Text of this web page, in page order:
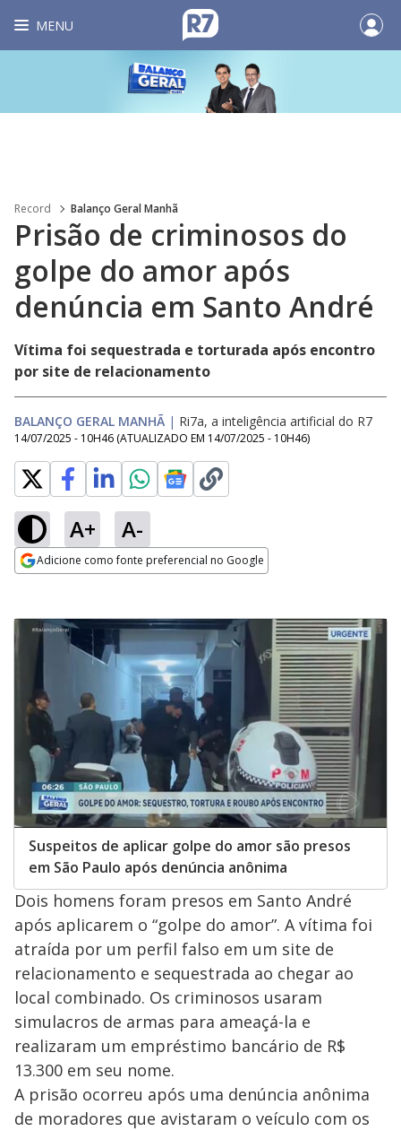
MENU
Record Balanço Geral Manhã
Prisão de criminosos do
golpe do amor após
denúncia em Santo André
Vítima foi sequestrada e torturada após encontro
por site de relacionamento
BALANÇO GERAL MANHÃ | Ri7a, a inteligência artificial do R7
14/07/2025 - 10H46 (ATUALIZADO EM 14/07/2025 - 10H46)
A+ A-
Adicione como fonte preferencial no Google
Suspeitos de aplicar golpe do amor são presos
em São Paulo após denúncia anônima
Dois homens foram presos em Santo André
após aplicarem o “golpe do amor”. A vítima foi
atraída por um perfil falso em um site de
relacionamento e sequestrada ao chegar ao
local combinado. Os criminosos usaram
simulacros de armas para ameaçá-la e
realizaram um empréstimo bancário de R$
13.300 em seu nome.
A prisão ocorreu após uma denúncia anônima
de moradores que avistaram o veículo com os